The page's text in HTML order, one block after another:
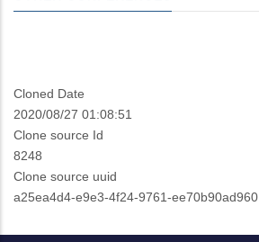
Cloned Date
2020/08/27 01:08:51
Clone source Id
8248
Clone source uuid
a25ea4d4-e9e3-4f24-9761-ee70b90ad960